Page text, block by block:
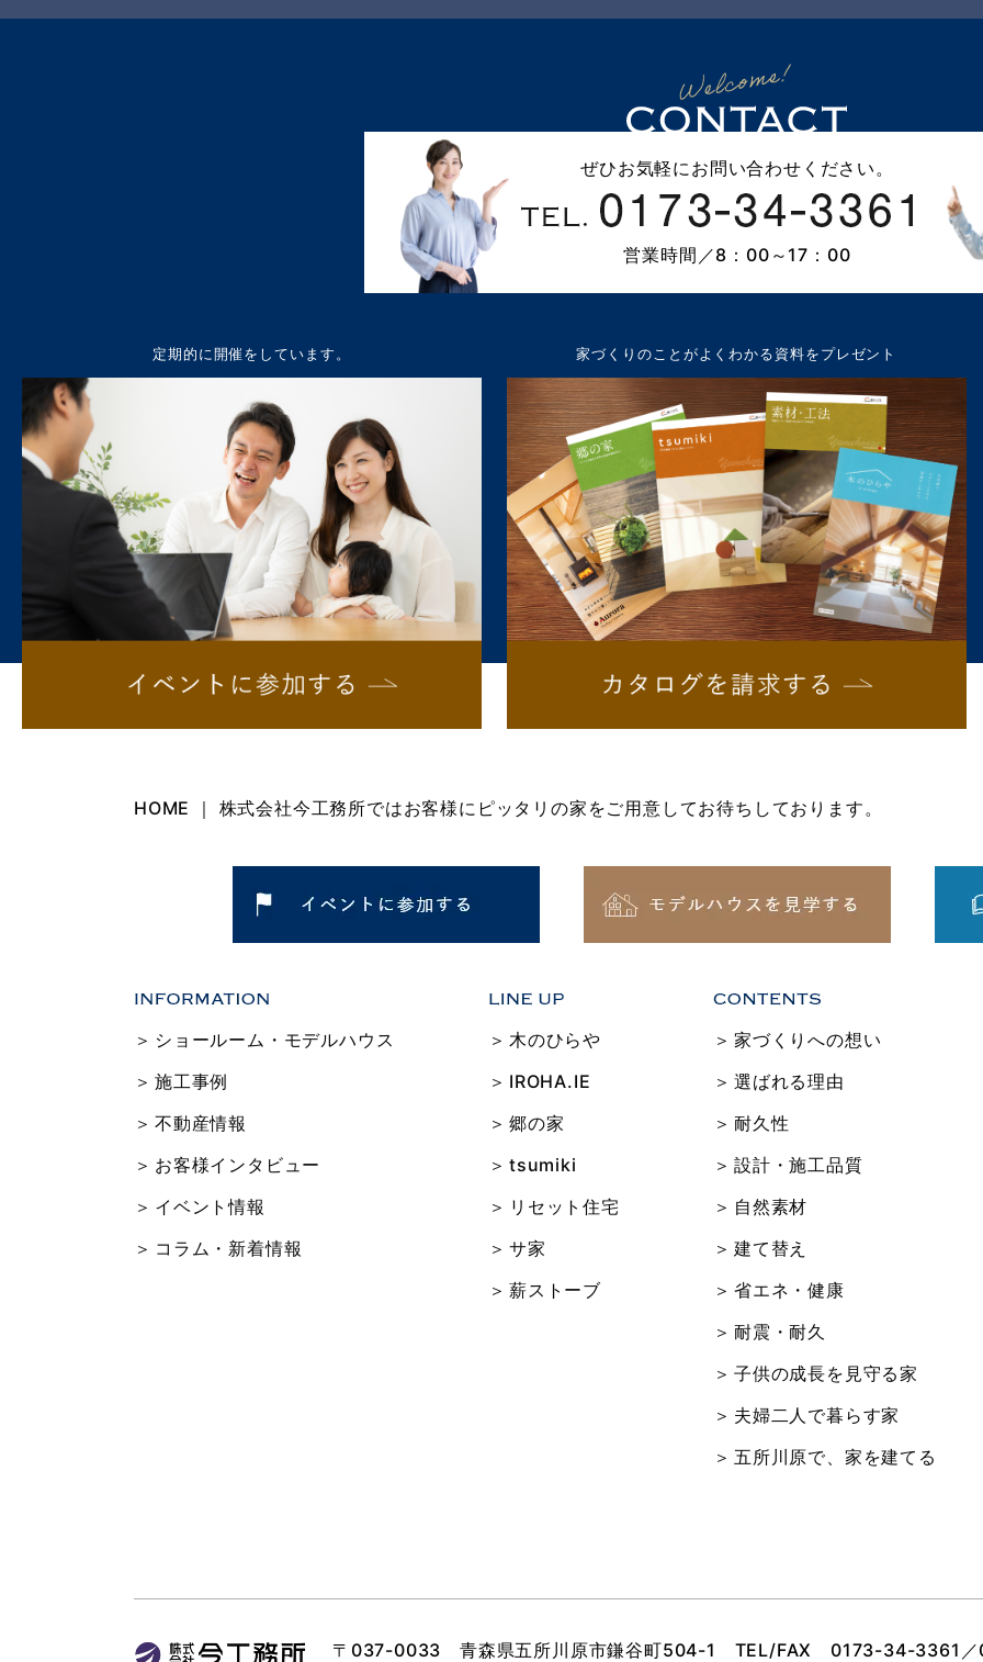
ぜひお気軽にお問い合わせください。
営業時間／8：00～17：00
定期的に開催をしています。 家づくりのことが よくわかる資料をプレゼント
HOME ｜ 株式会社今工務所ではお客様にピッタリの家をご用意してお待ちしております。
ショールーム・モデルハウス
施工事例
不動産情報
お客様インタビュー
イベント情報
コラム・新着情報
木のひらや
IROHA.IE
郷の家
tsumiki
リセット住宅
サ家
薪ストーブ
家づくりへの想い
選ばれる理由
耐久性
設計・施工品質
自然素材
建て替え
省エネ・健康
耐震・耐久
子供の成長を見守る家
夫婦二人で暮らす家
五所川原で、家を建てる
〒037-0033 青森県五所川原市鎌谷町504-1 TEL/FAX 0173-34-3361